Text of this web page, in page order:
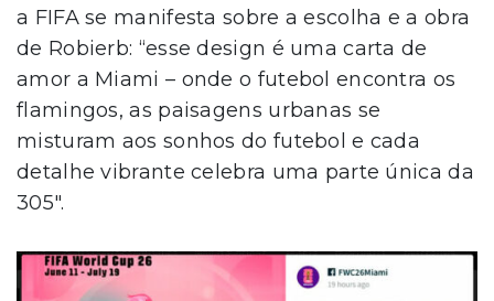
a FIFA se manifesta sobre a escolha e a obra
de Robierb: “esse design é uma carta de
amor a Miami – onde o futebol encontra os
flamingos, as paisagens urbanas se
misturam aos sonhos do futebol e cada
detalhe vibrante celebra uma parte única da
305″.